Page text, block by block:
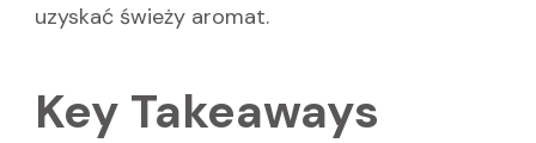
uzyskać świeży aromat.
Key Takeaways